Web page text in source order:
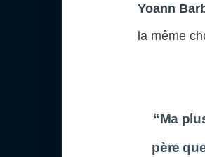
Yoann
la même
“Ma
père